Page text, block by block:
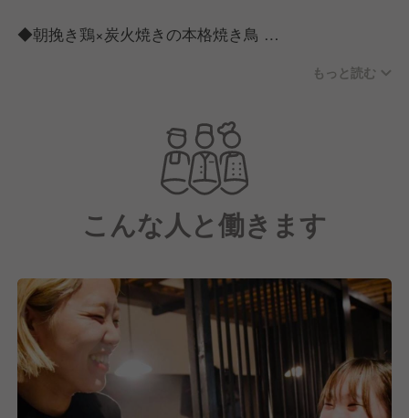
◆朝挽き鶏×炭火焼きの本格焼き鳥
・一本一本丁寧に串打ちし、炭火で香ばしく焼き上げ
◆焼き鳥と相性抜群の日本酒
・全国から厳選した日本酒を常時ご用意
・焼き鳥とのペアリングを楽しめる
◆落ち着いた空間｜個室・カウンターあり
・カウンター席はデートや一人飲みに◎
◆博多でこだわりの焼き鳥屋
・博多駅近でアクセス良好。普段使いから特別な日ま
で
もっと読む
こんな人と働きます